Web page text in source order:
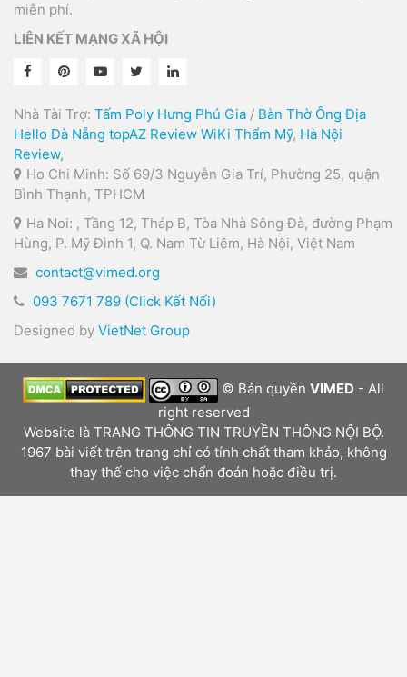
miễn phí.
LIÊN KẾT MẠNG XÃ HỘI
Nhà Tài Trợ: Tấm Poly Hưng Phú Gia / Bàn Thờ Ông Địa
Hello Đà Nẵng topAZ Review WiKi Thẩm Mỹ, Hà Nội
Review,
Ho Chi Minh: Số 69/3 Nguyễn Gia Trí, Phường 25, quận
Bình Thạnh, TPHCM
Ha Noi: , Tầng 12, Tháp B, Tòa Nhà Sông Đà, đường Phạm
Hùng, P. Mỹ Đình 1, Q. Nam Từ Liêm, Hà Nội, Việt Nam
contact@vimed.org
093 7671 789 (Click Kết Nối)
Designed by VietNet Group
© Bản quyềnVIMED - All
right reserved
Website là TRANG THÔNG TIN TRUYỀN THÔNG NỘI BỘ.
1967 bài viết trên trang chỉ có tính chất tham khảo, không
thay thế cho việc chẩn đoán hoặc điều trị.